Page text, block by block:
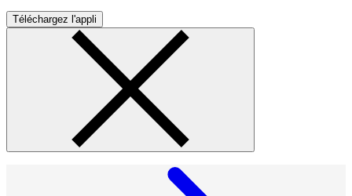
Téléchargez l'appli